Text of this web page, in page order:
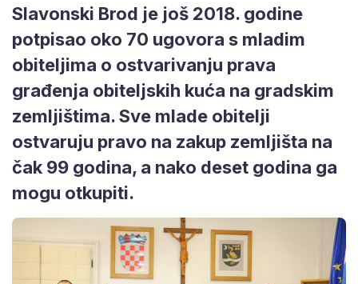
Slavonski Brod je još 2018. godine
potpisao oko 70 ugovora s mladim
obiteljima o ostvarivanju prava
građenja obiteljskih kuća na gradskim
zemljištima. Sve mlade obitelji
ostvaruju pravo na zakup zemljišta na
čak 99 godina, a nako deset godina ga
mogu otkupiti.